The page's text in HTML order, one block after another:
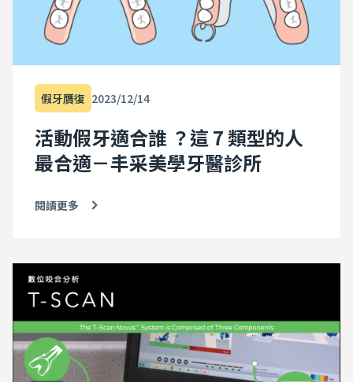
假牙贋復 2023/12/14
活動假牙適合誰 ？這 7 類型的人
最合適－丰采美學牙醫診所
閱讀更多